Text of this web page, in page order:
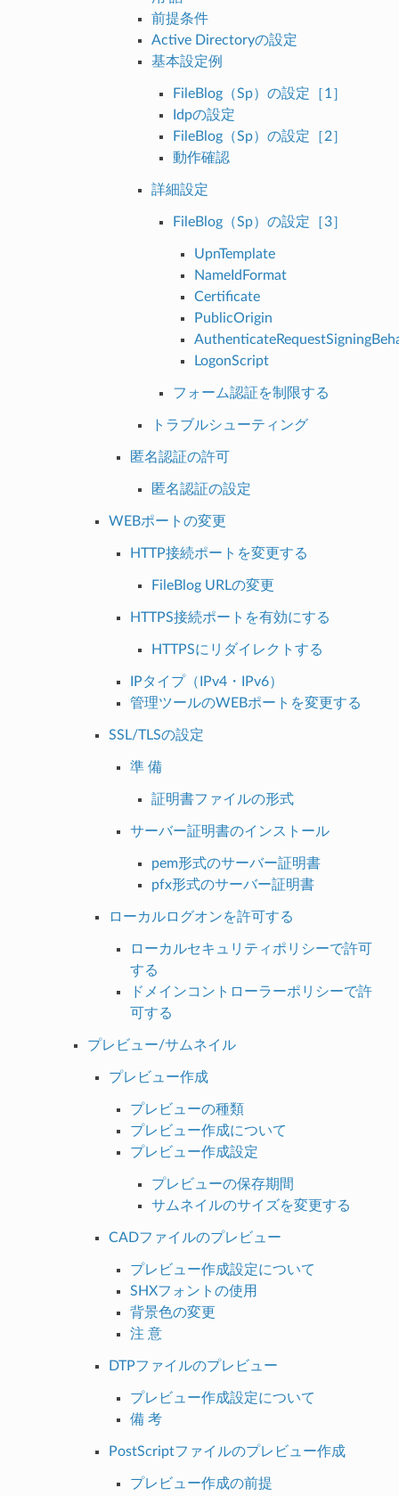
前提条件
Active Directoryの設定
基本設定例
FileBlog（Sp）の設定［1］
Idpの設定
FileBlog（Sp）の設定［2］
動作確認
詳細設定
FileBlog（Sp）の設定［3］
UpnTemplate
NameIdFormat
Certificate
PublicOrigin
LogonScript
フォーム認証を制限する
トラブルシューティング
匿名認証の許可
匿名認証の設定
WEBポートの変更
HTTP接続ポートを変更する
FileBlog URLの変更
HTTPS接続ポートを有効にする
HTTPSにリダイレクトする
IPタイプ（IPv4・IPv6）
管理ツールのWEBポートを変更する
SSL/TLSの設定
準 備
証明書ファイルの形式
サーバー証明書のインストール
pem形式のサーバー証明書
pfx形式のサーバー証明書
ローカルログオンを許可する
ローカルセキュリティポリシーで許可
する
ドメインコントローラーポリシーで許
可する
プレビュー/サムネイル
プレビュー作成
プレビューの種類
プレビュー作成について
プレビュー作成設定
プレビューの保存期間
サムネイルのサイズを変更する
CADファイルのプレビュー
プレビュー作成設定について
SHXフォントの使用
背景色の変更
注 意
DTPファイルのプレビュー
プレビュー作成設定について
備 考
PostScriptファイルのプレビュー作成
プレビュー作成の前提